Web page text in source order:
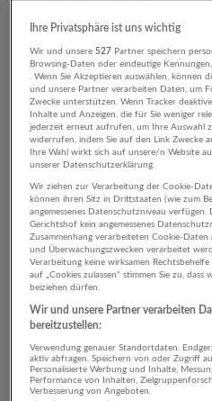
2 Beratung,
Herstellung
Ihre Privatsphäre ist uns wichtig
Wir und unsere527 Partner speichern
Browsing-Daten oder eindeutige
. Wenn Sie Akzeptieren auswählen, können
und unsere Partner verarbeiten Daten, um
Zwecke unterstützen. Wenn Tracker
Inhalte und Anzeigen, die für Sie weniger
jederzeit erneut aufrufen, um Ihre Auswahl
widerrufen, indem Sie auf den Link Zwecke
Ihre Wahl wirkt sich auf unsere/n Website
unserer Datenschutzerklärung.
Wir ziehen zur Verarbeitung der Cookie-
können ihren Sitz in Drittstaaten (wie zum
angemessenes Datenschutzniveau
Gerichtshof kein angemessenes
Zusammenhang verarbeiteten Cookie-
und Überwachungszwecken verarbeitet
Verarbeitung keine wirksamen
auf „Cookies zulassen“ stimmen Sie zu,
beiziehen dürfen.
Wir und unsere Partner verarbeiten
bereitzustellen:
Verwendung genauer Standortdaten.
aktiv abfragen. Speichern von oder Zugriff
Personalisierte Werbung und Inhalte,
Performance von Inhalten,
Verbesserung von Angeboten.